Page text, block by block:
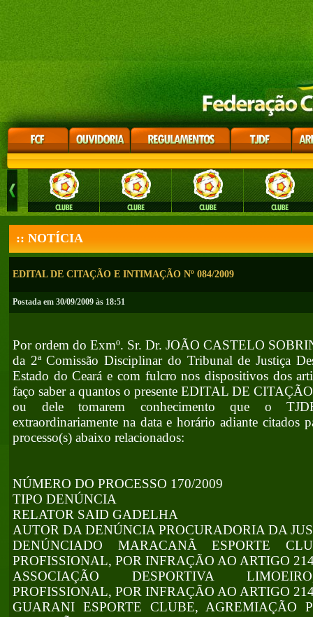
:: NOTÍCIA
EDITAL DE CITAÇÃO E INTIMAÇÃO Nº 084/2009
Postada em 30/09/2009 às 18:51
Por ordem do Exmº. Sr. Dr. JOÃO CASTELO
da 2ª Comissão Disciplinar do Tribunal de Justiça
Estado do Ceará e com fulcro nos dispositivos dos
faço saber a quantos o presente EDITAL DE
ou dele tomarem conhecimento que o
extraordinariamente na data e horário adiante citados
processo(s) abaixo relacionados:
NÚMERO DO PROCESSO 170/2009
TIPO DENÚNCIA
RELATOR SAID GADELHA
AUTOR DA DENÚNCIA PROCURADORIA DA
DENÚNCIADO MARACANÃ ESPORTE
PROFISSIONAL, POR INFRAÇÃO AO ARTIGO
ASSOCIAÇÃO DESPORTIVA
PROFISSIONAL, POR INFRAÇÃO AO ARTIGO
GUARANI ESPORTE CLUBE, AGREMIAÇÃO